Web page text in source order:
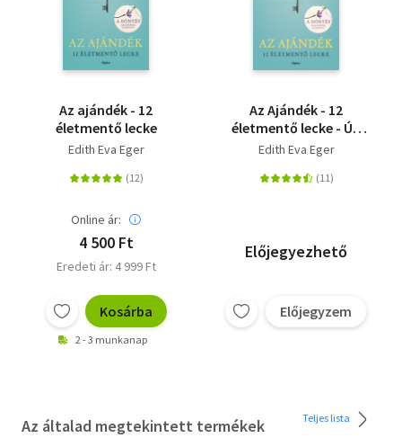
Az ajándék - 12
életmentő lecke
Edith Eva Eger
Online ár:
4 500 Ft
Eredeti ár: 4 999 Ft
Kosárba
2 - 3 munkanap
Az Ajándék - 12
életmentő lecke - Új,
bővített kiadás
Edith Eva Eger
Előjegyezhető
Előjegyzem
Az általad megtekintett termékek Teljes lista